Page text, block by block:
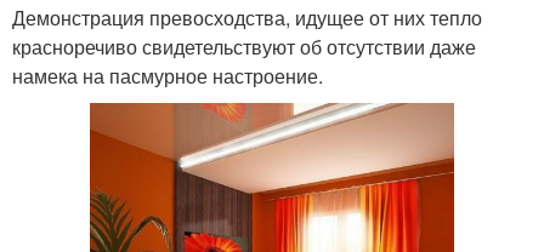
Демонстрация превосходства, идущее от них тепло
красноречиво свидетельствуют об отсутствии даже
намека на пасмурное настроение.